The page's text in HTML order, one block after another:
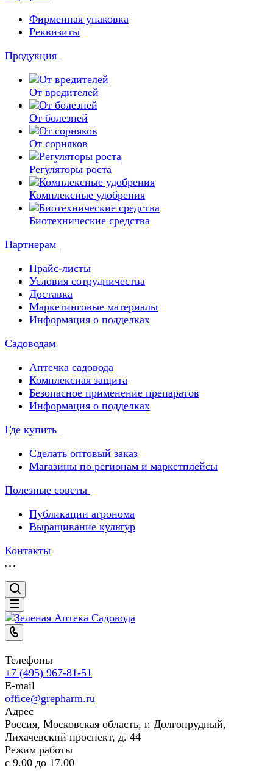
Фирменная упаковка
Реквизиты
Продукция
От вредителей
От болезней
От сорняков
Регуляторы роста
Комплексные удобрения
Биотехнические средства
Партнерам
Прайс-листы
Условия сотрудничества
Доставка
Маркетинговые материалы
Информация о подделках
Садоводам
Аптечка садовода
Комплексная защита
Безопасное применение препаратов
Информация о подделках
Где купить
Сделать оптовый заказ
Магазины по регионам и маркетплейсы
Полезные советы
Публикации агронома
Выращивание культур
Контакты
Телефоны
+7 (495) 967-81-51
E-mail
office@grepharm.ru
Адрес
Россия, Московская область, г. Долгопрудный,
Лихачевский проспект, д. 44
Режим работы
с 9.00 до 17.00